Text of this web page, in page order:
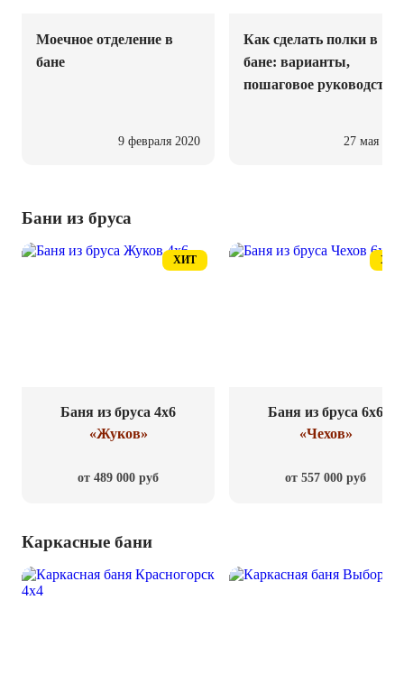
Моечное отделение в
бане
9 февраля 2020
Как сделать полки в
бане: варианты,
пошаговое руководство
27 мая
Бани из бруса
ХИТ
Баня из бруса 4x6
«Жуков»
от 489 000 руб
ХИТ
Баня из бруса 6x6
«Чехов»
от 557 000 руб
Каркасные бани